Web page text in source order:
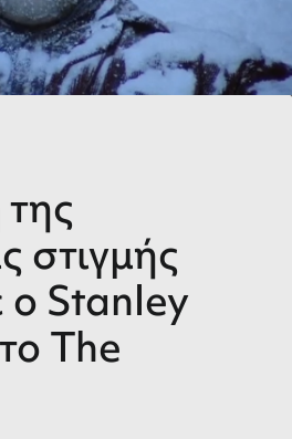
στιγμής
ο Stanley
The